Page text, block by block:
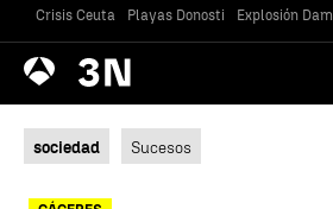
Crisis Ceuta Playas Donosti Explosión
Antena
3 Noticias
sociedad Sucesos